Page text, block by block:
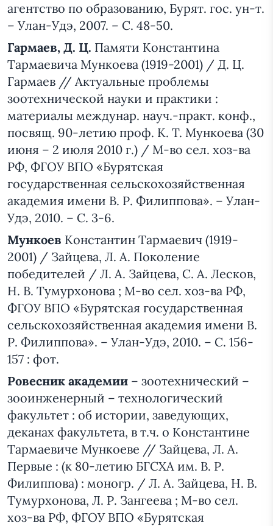
агентство по образованию, Бурят. гос. ун-т.
– Улан-Удэ, 2007. – С. 48-50.
Гармаев, Д. Ц. Памяти Константина
Тармаевича Мункоева (1919-2001) / Д. Ц.
Гармаев // Актуальные проблемы
зоотехнической науки и практики :
материалы междунар. науч.-практ. конф.,
посвящ. 90-летию проф. К. Т. Мункоева (30
июня – 2 июля 2010 г.) / М-во сел. хоз-ва
РФ, ФГОУ ВПО «Бурятская
государственная сельскохозяйственная
академия имени В. Р. Филиппова». – Улан-
Удэ, 2010. – С. 3-6.
Мункоев Константин Тармаевич (1919-
2001) / Зайцева, Л. А. Поколение
победителей / Л. А. Зайцева, С. А. Лесков,
Н. В. Тумурхонова ; М-во сел. хоз-ва РФ,
ФГОУ ВПО «Бурятская государственная
сельскохозяйственная академия имени В.
Р. Филиппова». – Улан-Удэ, 2010. – С. 156-
157 : фот.
Ровесник академии – зоотехнический –
зооинженерный – технологический
факультет : об истории, заведующих,
деканах факультета, в т.ч. о Константине
Тармаевиче Мункоеве // Зайцева, Л. А.
Первые : (к 80-летию БГСХА им. В. Р.
Филиппова) : моногр. / Л. А. Зайцева, Н. В.
Тумурхонова, Л. Р. Зангеева ; М-во сел.
хоз-ва РФ, ФГОУ ВПО «Бурятская